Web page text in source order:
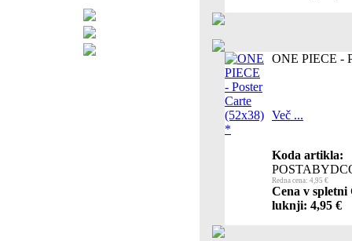
ONE PIECE -
Več ...
Koda artikla:
Redna cena: 4,95 €
Cena v
luknji: 4,95 €